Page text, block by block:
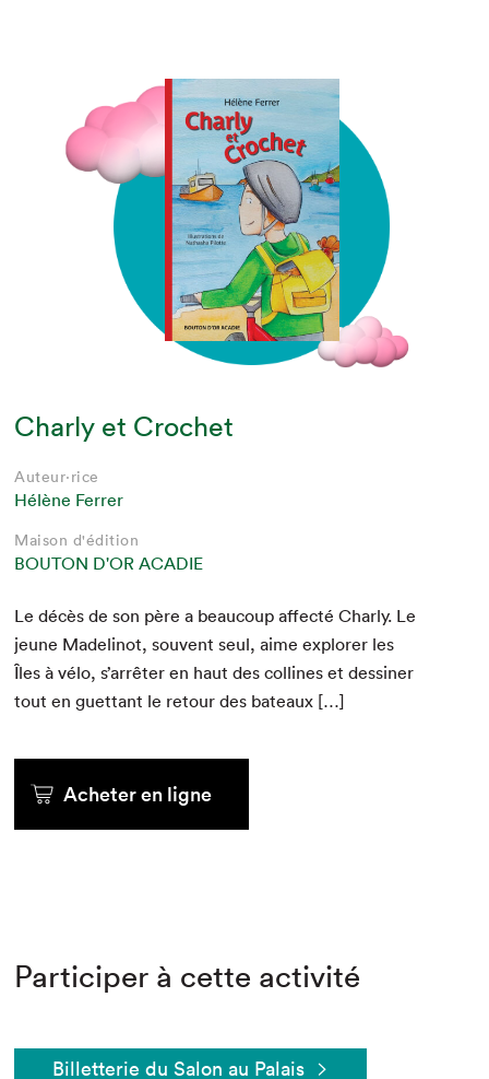
Charly et Crochet
Auteur·rice
Hélène Ferrer
Maison d'édition
BOUTON D'OR ACADIE
Le décès de son père a beau­coup affec­té Char­ly. Le
jeune Madelinot, sou­vent seul, aime explor­er les
Îles à vélo, s’arrêter en haut des collines et dessin­er
tout en guet­tant le retour des bateaux […]
Acheter en ligne
Participer à cette activité
Billetterie du Salon au Palais